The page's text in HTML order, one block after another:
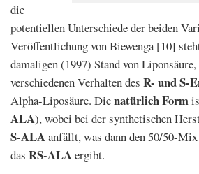
die
potentiellen Unterschiede der beiden
Veröffentlichung von Biewenga [10]
damaligen (1997) Stand von Liponsäure,
verschiedenen Verhalten des R- und S-
Alpha-Liposäure. Dienatürlich Form
ALA), wobei bei der synthetischen
S-ALAanfällt, was dann den 50/50-
das RS-ALAergibt.